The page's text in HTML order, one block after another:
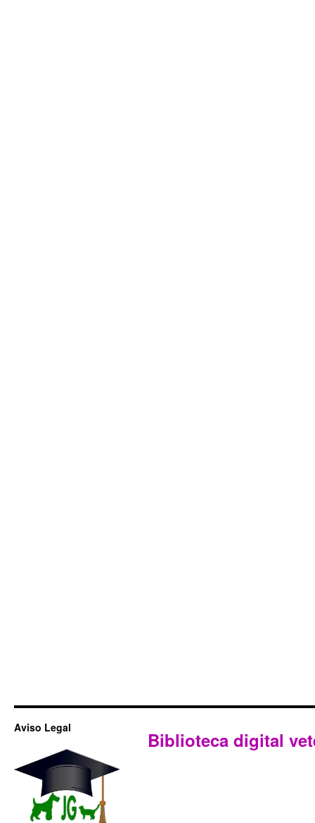
Aviso Legal
Biblioteca digital